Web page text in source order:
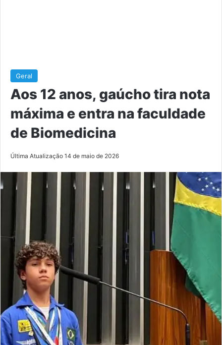
Geral
Aos 12 anos, gaúcho tira nota
máxima e entra na faculdade
de Biomedicina
Última Atualização 14 de maio de 2026